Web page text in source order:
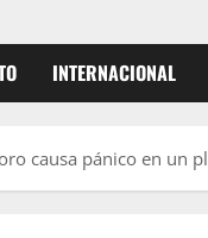
INTERNACIONAL
causa pánico en un